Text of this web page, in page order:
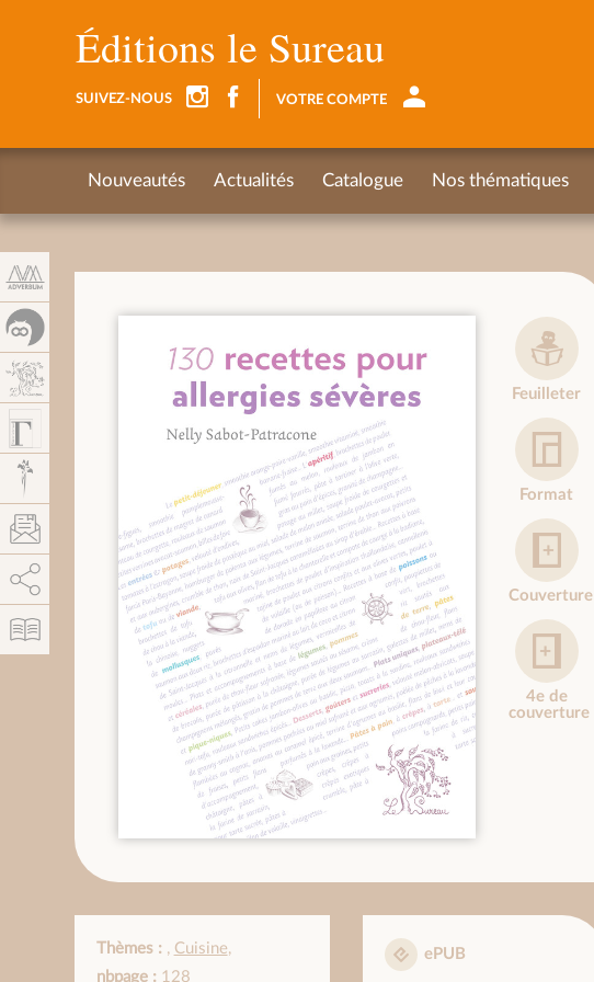
Feuilleter
Format
Couverture
4e de
couverture
Thèmes : , Cuisine,
nbpage :128
ePUB
Éditions le Sureau
SUIVEZ-NOUS VOTRE COMPTE
Nouveautés Actualités Catalogue Nos thématiques
AddThis está deshabilitado. Permitir